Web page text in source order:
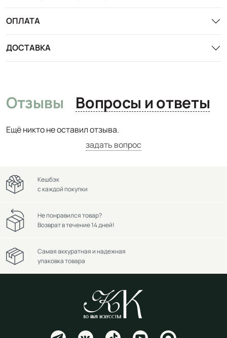
ОПЛАТА
ДОСТАВКА
Отзывы Вопросы и ответы
Ещё никто не оставил отзыва.
задать вопрос
Кешбэк
с каждой покупки
Не понравился товар?
Возврат в течение 14 дней!
Самая аккуратная и надежная
упаковка товара